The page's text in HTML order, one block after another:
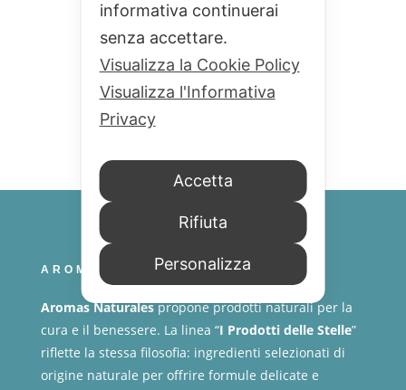
AROMAS NATURALES
Aromas Naturalespropone prodotti naturali per la
cura e il benessere. La linea “I Prodotti delle Stelle”
riflette la stessa filosofia: ingredienti selezionati di
origine naturale per offrire formule delicate e
informativa continuerai
senza accettare.
Visualizza la Cookie Policy
Visualizza l'Informativa
Privacy
Accetta
Rifiuta
Personalizza